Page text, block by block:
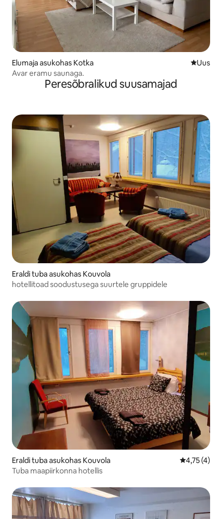
Elumaja asukohas Kotka Uus
Uus
Avar eramu saunaga.
Peresõbralikud suusamajad
Eraldi tuba asukohas Kouvola
hotellitoad soodustusega suurtele gruppidele
Eraldi tuba asukohas Kouvola Keskmine
4,75 (4)
Tuba maapiirkonna hotellis